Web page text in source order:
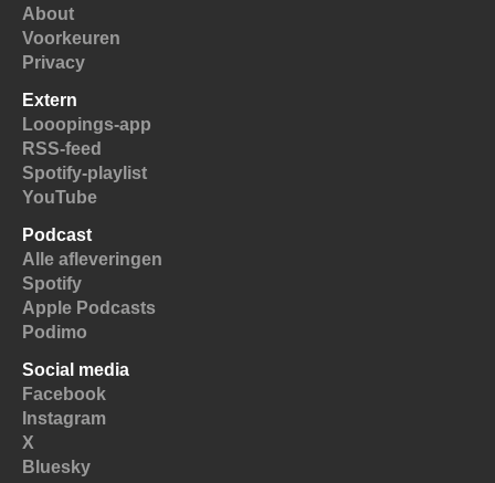
About
Voorkeuren
Privacy
Extern
Looopings-app
RSS-feed
Spotify-playlist
YouTube
Podcast
Alle afleveringen
Spotify
Apple Podcasts
Podimo
Social media
Facebook
Instagram
X
Bluesky